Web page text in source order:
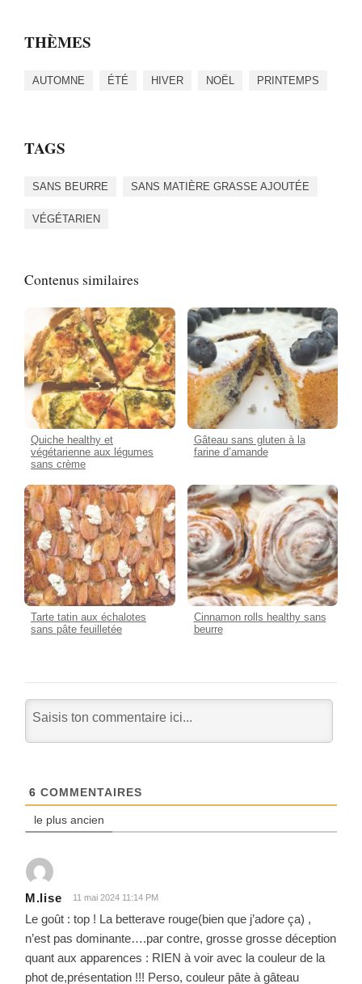
THÈMES
AUTOMNE ÉTÉ HIVER NOËL PRINTEMPS
TAGS
SANS BEURRE SANS MATIÈRE GRASSE AJOUTÉE
VÉGÉTARIEN
Contenus similaires
Quiche healthy et
végétarienne aux légumes
sans crème
Gâteau sans gluten à la
farine d’amande
Tarte tatin aux échalotes
sans pâte feuilletée
Cinnamon rolls healthy sans
beurre
6 COMMENTAIRES
le plus ancien
M.lise 11 mai 2024 11:14 PM
Le goût : top ! La betterave rouge(bien que j’adore ça) ,
n’est pas dominante….par contre, grosse grosse déception
quant aux apparences : RIEN à voir avec la couleur de la
phot de,présentation !!! Perso, couleur pâte à gâteau